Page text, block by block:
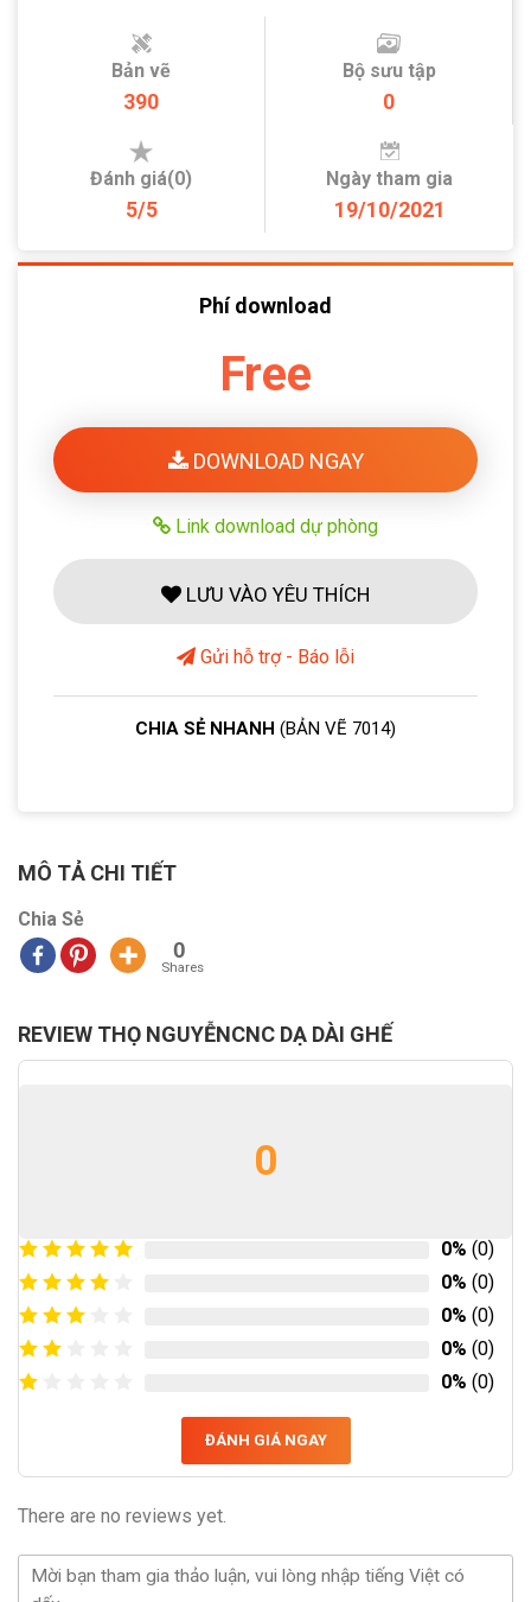
Bản vẽ
390
Bộ sưu tập
0
Đánh giá(0)
5/5
Ngày tham gia
19/10/2021
Phí download
Free
DOWNLOAD NGAY
Link download dự phòng
LƯU VÀO YÊU THÍCH
Gửi hỗ trợ - Báo lỗi
CHIA SẺ NHANH (BẢN VẼ 7014)
MÔ TẢ CHI TIẾT
Chia Sẻ
0
Shares
REVIEW THỌ NGUYỄNCNC DẠ DÀI GHẾ
0
0% (0)
0% (0)
0% (0)
0% (0)
0% (0)
ĐÁNH GIÁ NGAY
There are no reviews yet.